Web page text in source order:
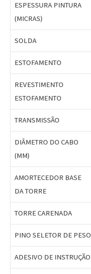
ESPESSURA PINTURA
(MICRAS)
SOLDA
ESTOFAMENTO
REVESTIMENTO
ESTOFAMENTO
TRANSMISSÃO
DIÂMETRO DO CABO
(MM)
AMORTECEDOR BASE
DA TORRE
TORRE CARENADA
PINO SELETOR DE PESO
ADESIVO DE INSTRUÇÃO